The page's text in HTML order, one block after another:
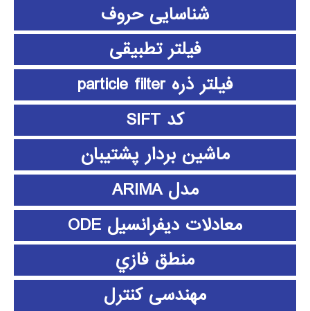
شناسایی حروف
فیلتر تطبیقی
فیلتر ذره particle filter
کد SIFT
ماشین بردار پشتیبان
مدل ARIMA
معادلات دیفرانسیل ODE
منطق فازي
مهندسی کنترل